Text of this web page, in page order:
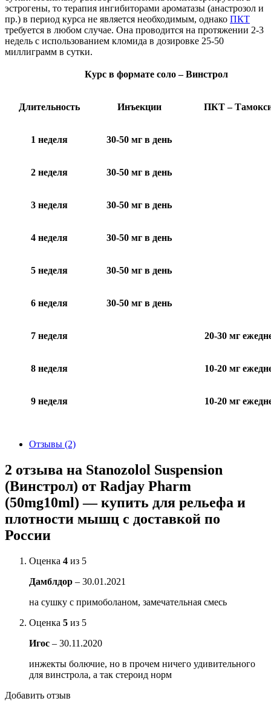
эстрогены, то терапия ингибиторами ароматазы (анастрозол и
пр.) в период курса не является необходимым, однако ПКТ
требуется в любом случае. Она проводится на протяжении 2-3
недель с использованием кломида в дозировке 25-50
миллиграмм в сутки.
Курс в формате соло – Винстрол
Длительность Инъекции ПКТ –
1 неделя 30-50 мг в день
2 неделя 30-50 мг в день
3 неделя 30-50 мг в день
4 неделя 30-50 мг в день
5 неделя 30-50 мг в день
6 неделя 30-50 мг в день
7 неделя 20-30 мг
8 неделя 10-20 мг
9 неделя 10-20 мг
Отзывы (2)
2 отзыва на Stanozolol Suspension
(Винстрол) от Radjay Pharm
(50mg10ml) — купить для рельефа и
плотности мышц с доставкой по
России
Оценка 4 из 5
Дамблдор – 30.01.2021
на сушку с примоболаном, замечательная смесь
Оценка 5 из 5
Игос – 30.11.2020
инжекты болючие, но в прочем ничего удивительного
для винстрола, а так стероид норм
Добавить отзыв